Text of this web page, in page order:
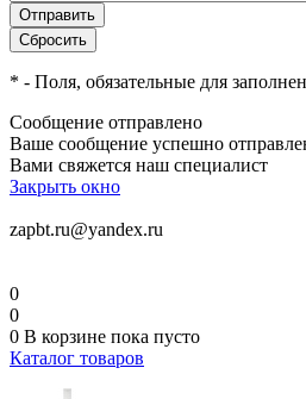
* - Поля, обязательные для
Сообщение отправлено
Ваше сообщение успешно
Вами свяжется наш специалист
Закрыть окно
zapbt.ru@yandex.ru
0
0
0 В корзине пока пусто
Каталог товаров